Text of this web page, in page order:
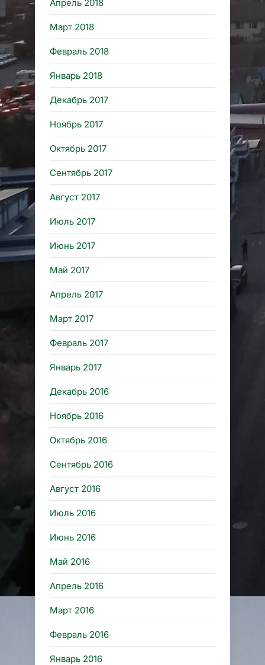
Апрель 2018
Март 2018
Февраль 2018
Январь 2018
Декабрь 2017
Ноябрь 2017
Октябрь 2017
Сентябрь 2017
Август 2017
Июль 2017
Июнь 2017
Май 2017
Апрель 2017
Март 2017
Февраль 2017
Январь 2017
Декабрь 2016
Ноябрь 2016
Октябрь 2016
Сентябрь 2016
Август 2016
Июль 2016
Июнь 2016
Май 2016
Апрель 2016
Март 2016
Февраль 2016
Январь 2016